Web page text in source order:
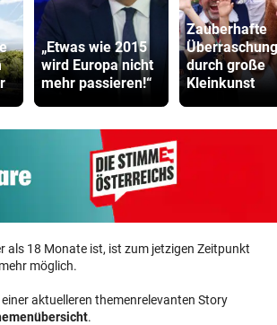
„Etwas wie 2015
wird Europa nicht
mehr passieren!“
Zauberhafte
durch große
Kleinkunst
als 18 Monate ist, ist zum jetzigen Zeitpunkt
möglich.
einer aktuelleren themenrelevanten Story
.